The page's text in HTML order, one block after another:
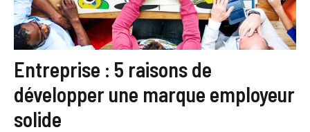
Entreprise : 5 raisons de
développer une marque employeur
solide